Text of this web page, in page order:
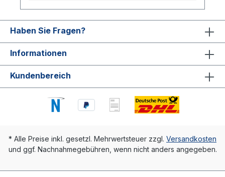
Haben Sie Fragen?
Informationen
Kundenbereich
* Alle Preise inkl. gesetzl. Mehrwertsteuer zzgl. Versandkosten
und ggf. Nachnahmegebühren, wenn nicht anders angegeben.